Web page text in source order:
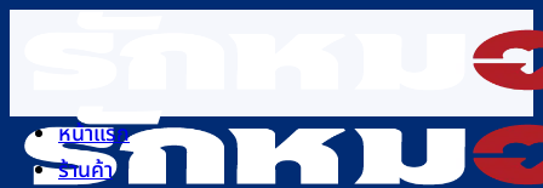
เนื้อหาหน้าแรก
ร้านค้า